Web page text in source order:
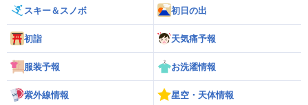
スキー＆スノボ 初日の出
初詣 天気痛予報
服装予報 お洗濯情報
紫外線情報 星空・天体情報